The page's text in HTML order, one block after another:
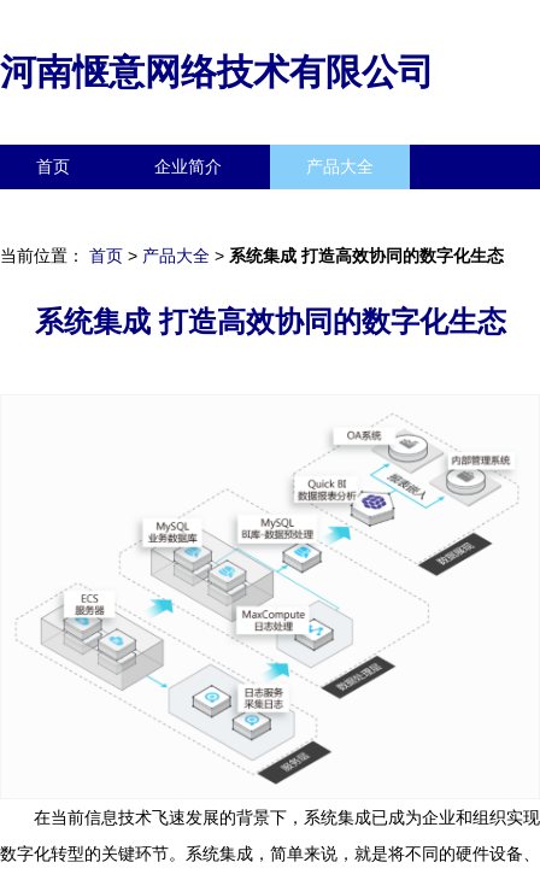
河南惬意网络技术有限公司
首页 企业简介 产品大全
当前位置： 首页 > 产品大全 > 系统集成 打造高效协同的数字化生态
系统集成 打造高效协同的数字化生态
在当前信息技术飞速发展的背景下，系统集成已成为企业和组织实现
数字化转型的关键环节。系统集成，简单来说，就是将不同的硬件设备、